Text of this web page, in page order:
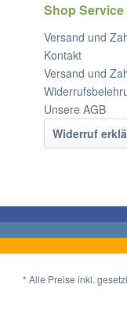
Shop Service
Versand und
Kontakt
Versand und
Unsere AGB
Widerruf
* Alle Preise inkl.